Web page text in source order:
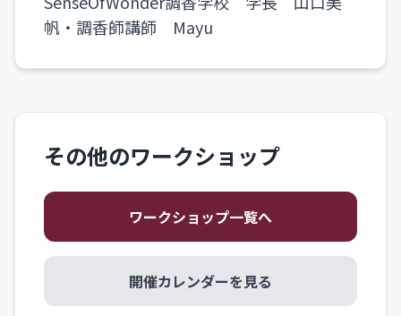
帆・調香師講師 Mayu
その他のワークショップ
ワークショップ一覧へ
開催カレンダーを見る